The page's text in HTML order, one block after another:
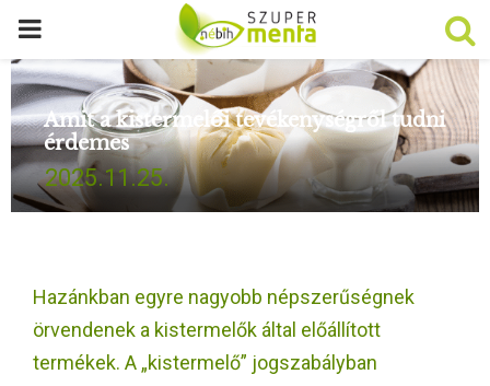
P
R
I
M
R
Amit a kistermelői tevékenységről tudni
érdemes
2025.11.25.
Hazánkban egyre nagyobb népszerűségnek
örvendenek a kistermelők által előállított
termékek. A „kistermelő” jogszabályban